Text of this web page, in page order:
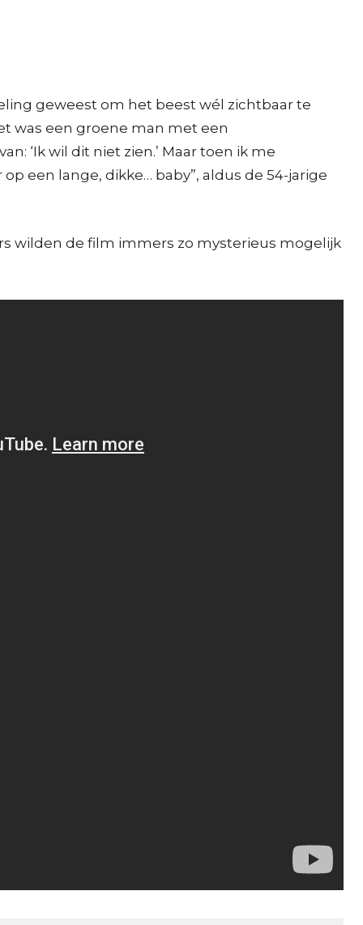
geweest om het beest wél zichtbaar te
was een groene man met een
‘Ik wil dit niet zien.’ Maar toen ik me
een lange, dikke… baby”, aldus de 54-jarige
wilden de film immers zo mysterieus mogelijk